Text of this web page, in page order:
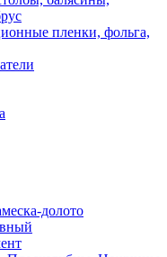
пленки, фольга,
долото